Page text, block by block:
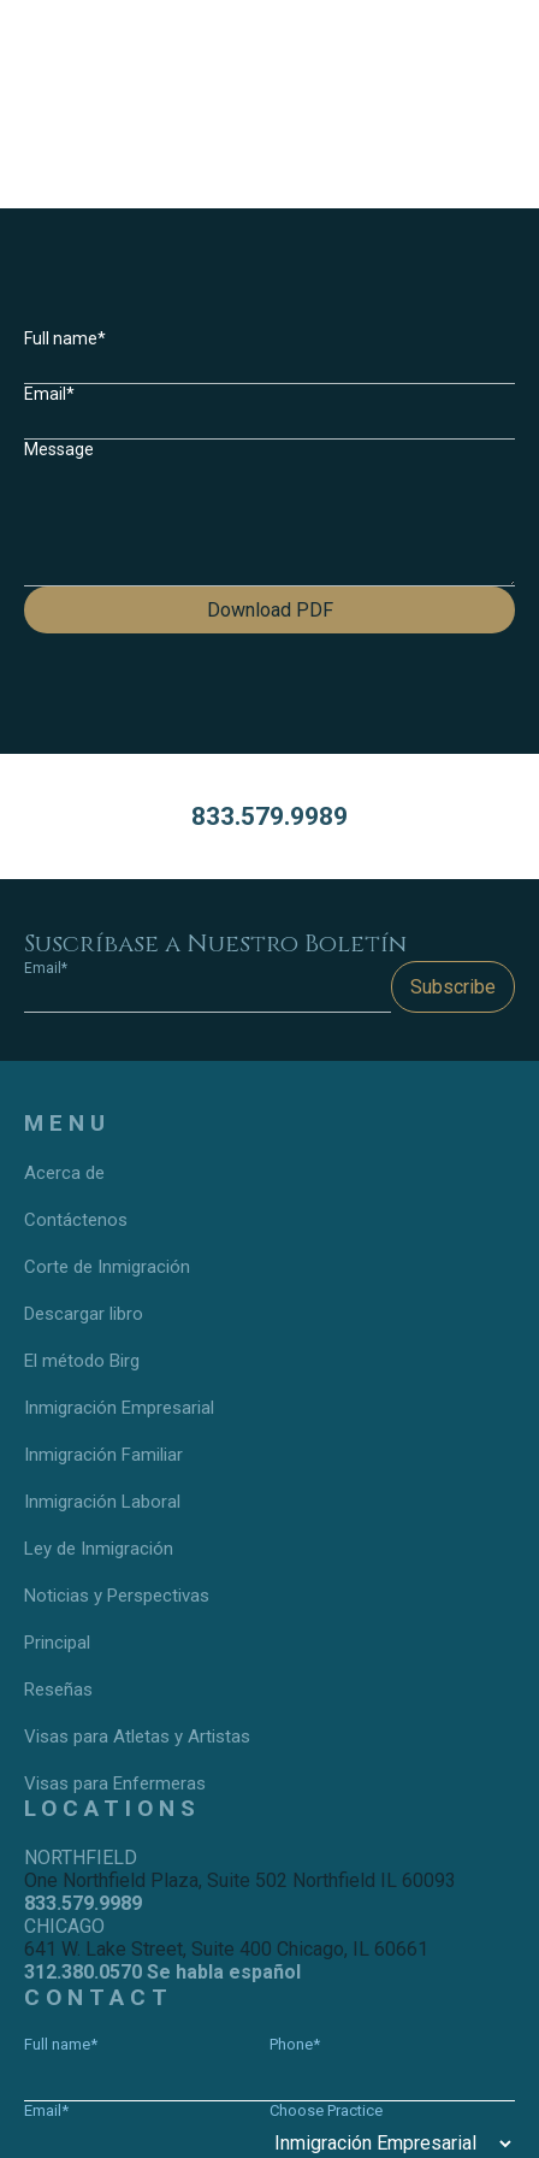
Full name*
Email*
Message
Download PDF
833.579.9989
Suscríbase a Nuestro Boletín
Email*
Subscribe
MENU
Acerca de
Contáctenos
Corte de Inmigración
Descargar libro
El método Birg
Inmigración Empresarial
Inmigración Familiar
Inmigración Laboral
Ley de Inmigración
Noticias y Perspectivas
Principal
Reseñas
Visas para Atletas y Artistas
Visas para Enfermeras
LOCATIONS
NORTHFIELD
One Northfield Plaza, Suite 502 Northfield IL 60093
833.579.9989
CHICAGO
641 W. Lake Street, Suite 400 Chicago, IL 60661
312.380.0570 Se habla español
CONTACT
Full name* Phone*
Email* Choose Practice